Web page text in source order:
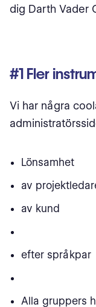
dig Darth Vader
#1 Fler
Vi har några
Lönsamhet
av
av kund
efter språkpar
Alla gruppers